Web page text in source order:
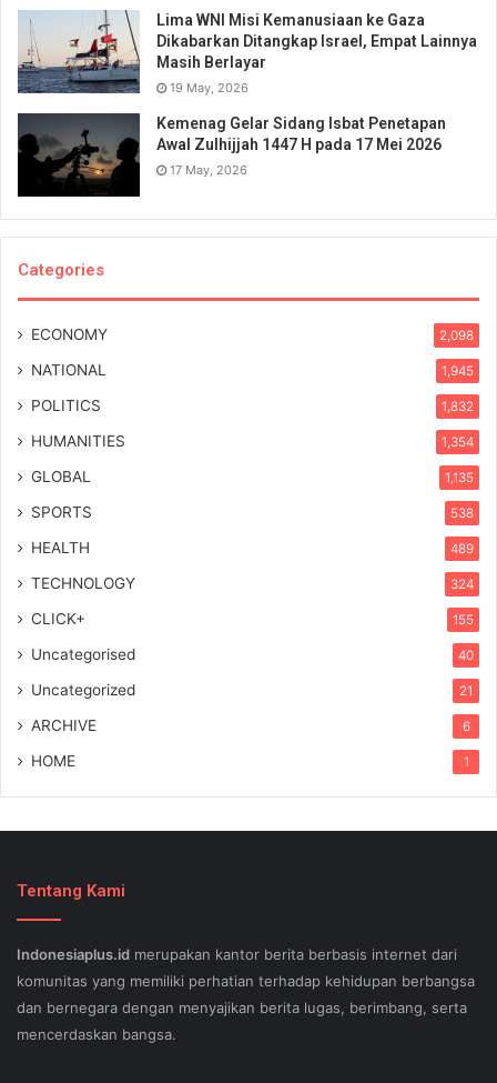
Lima WNI Misi Kemanusiaan ke Gaza
Dikabarkan Ditangkap Israel, Empat Lainnya
Masih Berlayar
19 May, 2026
Kemenag Gelar Sidang Isbat Penetapan
Awal Zulhijjah 1447 H pada 17 Mei 2026
17 May, 2026
Categories
ECONOMY 2,098
NATIONAL 1,945
POLITICS 1,832
HUMANITIES 1,354
GLOBAL 1,135
SPORTS 538
HEALTH 489
TECHNOLOGY 324
CLICK+ 155
Uncategorised 40
Uncategorized 21
ARCHIVE 6
HOME 1
Tentang Kami
Indonesiaplus.id merupakan kantor berita berbasis internet dari
komunitas yang memiliki perhatian terhadap kehidupan berbangsa
dan bernegara dengan menyajikan berita lugas, berimbang, serta
mencerdaskan bangsa.